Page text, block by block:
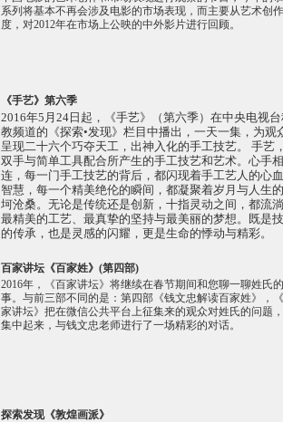
系列将基本不再会涉及电影的市场表现，而主要从艺术创
度，对2012年在市场上公映的中外影片进行回顾。
《手艺》第六季
2016年5月24日起，《手艺》（第六季）在中央电视
教频道的《探索•发现》栏目中播出，一天一集，为观
呈现二十六个巧夺天工，出神入化的手工技艺。 手艺
双手与简单工具配合所产生的手工技艺和艺术。心手相
连，每一门手工技艺的背后，都闪现着手工艺人的心
智慧，每一个精美绝伦的瞬间，都凝聚着岁月与人生
坷沧桑。无论是传统还是创新，十指灵动之间，都流
最精美的工艺、最真挚的坚持与最美丽的梦想。既是
的传承，也是灵感的闪耀，更是生命的悸动与精彩。
百家讲坛《百家姓》(第四部)
2016年，《百家讲坛》将继续在春节期间和您聊一聊姓氏
事。与前三部不同的是：第四部《钱文忠解读百家姓》，
家讲坛》把在微信公共平台上征集来的观众对姓氏的问题
集中起来，与钱文忠老师进行了一场精彩的对话。
探索发现《敦煌画派》